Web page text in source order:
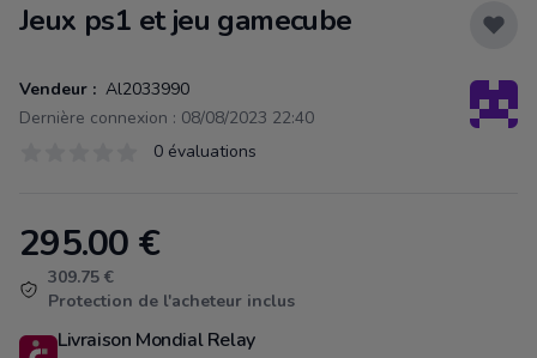
Jeux ps1 et jeu gamecube
Vendeur : Al2033990
Dernière connexion : 08/08/2023 22:40
0 évaluations
Product information
295.00 €
309.75 €
Protection de l'acheteur inclus
Livraison Mondial Relay